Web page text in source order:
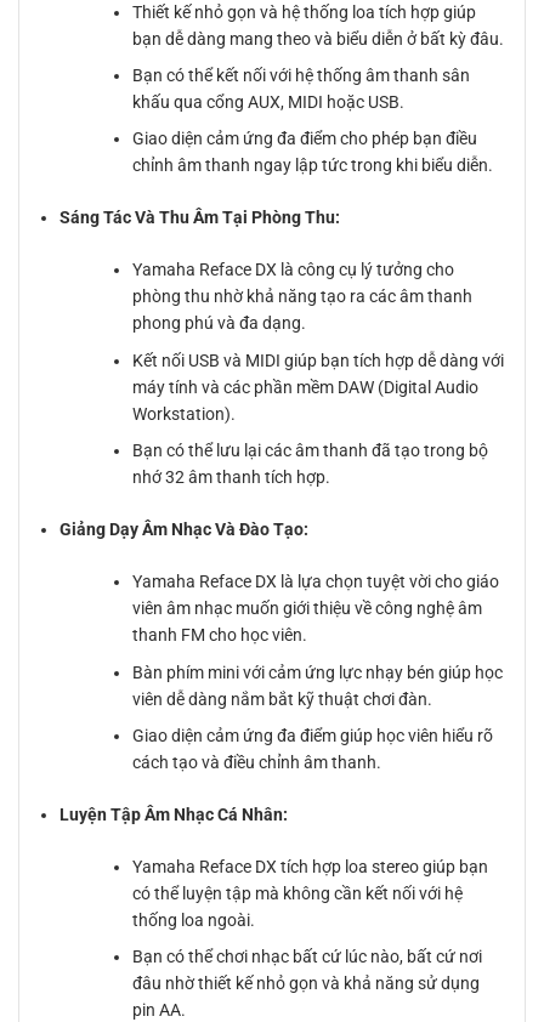
Thiết kế nhỏ gọn và hệ thống loa tích hợp giúp
bạn dễ dàng mang theo và biểu diễn ở bất kỳ đâu.
Bạn có thể kết nối với hệ thống âm thanh sân
khấu qua cổng AUX, MIDI hoặc USB.
Giao diện cảm ứng đa điểm cho phép bạn điều
chỉnh âm thanh ngay lập tức trong khi biểu diễn.
Sáng Tác Và Thu Âm Tại Phòng Thu:
Yamaha Reface DX là công cụ lý tưởng cho
phòng thu nhờ khả năng tạo ra các âm thanh
phong phú và đa dạng.
Kết nối USB và MIDI giúp bạn tích hợp dễ dàng với
máy tính và các phần mềm DAW (Digital Audio
Workstation).
Bạn có thể lưu lại các âm thanh đã tạo trong bộ
nhớ 32 âm thanh tích hợp.
Giảng Dạy Âm Nhạc Và Đào Tạo:
Yamaha Reface DX là lựa chọn tuyệt vời cho giáo
viên âm nhạc muốn giới thiệu về công nghệ âm
thanh FM cho học viên.
Bàn phím mini với cảm ứng lực nhạy bén giúp học
viên dễ dàng nắm bắt kỹ thuật chơi đàn.
Giao diện cảm ứng đa điểm giúp học viên hiểu rõ
cách tạo và điều chỉnh âm thanh.
Luyện Tập Âm Nhạc Cá Nhân:
Yamaha Reface DX tích hợp loa stereo giúp bạn
có thể luyện tập mà không cần kết nối với hệ
thống loa ngoài.
Bạn có thể chơi nhạc bất cứ lúc nào, bất cứ nơi
đâu nhờ thiết kế nhỏ gọn và khả năng sử dụng
pin AA.